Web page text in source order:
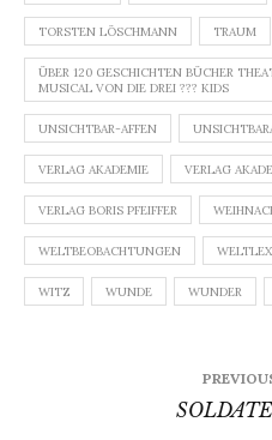
TORSTEN LÖSCHMANN TRAUM
ÜBER 120 GESCHICHTEN BÜCHER
MUSICAL VON DIE DREI ??? KIDS
UNSICHTBAR-AFFEN
VERLAG AKADEMIE VERLAG
VERLAG BORIS PFEIFFER
WELTBEOBACHTUNGEN
WITZ WUNDE WUNDER